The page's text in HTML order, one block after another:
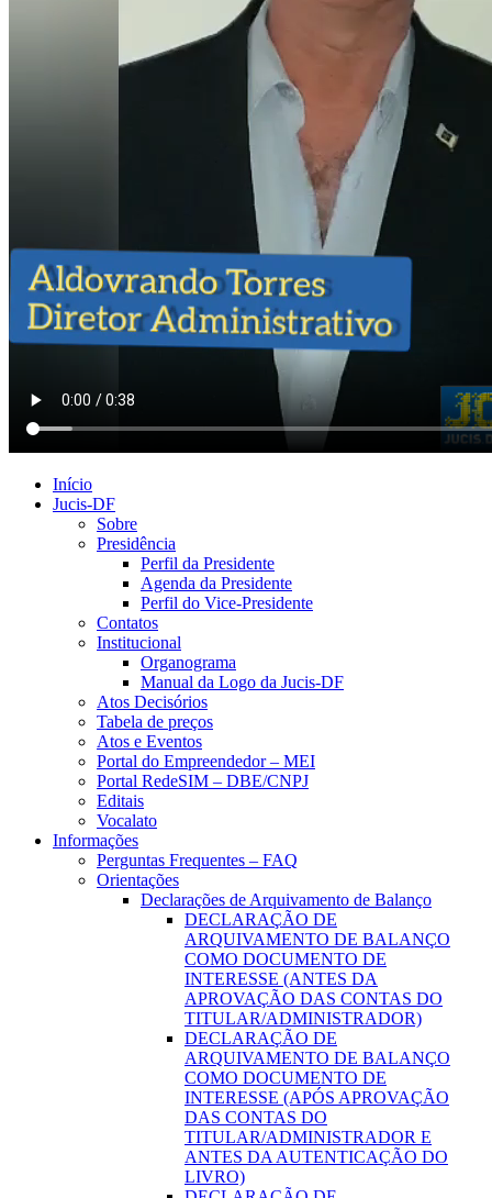
Início
Jucis-DF
Sobre
Presidência
Perfil da Presidente
Agenda da Presidente
Perfil do Vice-Presidente
Contatos
Institucional
Organograma
Manual da Logo da Jucis-DF
Atos Decisórios
Tabela de preços
Atos e Eventos
Portal do Empreendedor – MEI
Portal RedeSIM – DBE/CNPJ
Editais
Vocalato
Informações
Perguntas Frequentes – FAQ
Orientações
Declarações de Arquivamento de Balanço
DECLARAÇÃO DE
ARQUIVAMENTO DE BALANÇO
COMO DOCUMENTO DE
INTERESSE (ANTES DA
APROVAÇÃO DAS CONTAS DO
TITULAR/ADMINISTRADOR)
DECLARAÇÃO DE
ARQUIVAMENTO DE BALANÇO
COMO DOCUMENTO DE
INTERESSE (APÓS APROVAÇÃO
DAS CONTAS DO
TITULAR/ADMINISTRADOR E
ANTES DA AUTENTICAÇÃO DO
LIVRO)